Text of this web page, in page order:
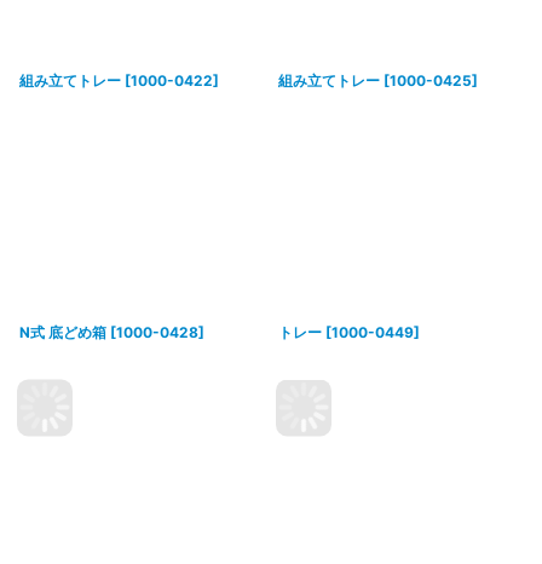
組み立てトレー [1000-0422] 組み立てトレー [1000-0425]
N式 底どめ箱 [1000-0428] トレー [1000-0449]